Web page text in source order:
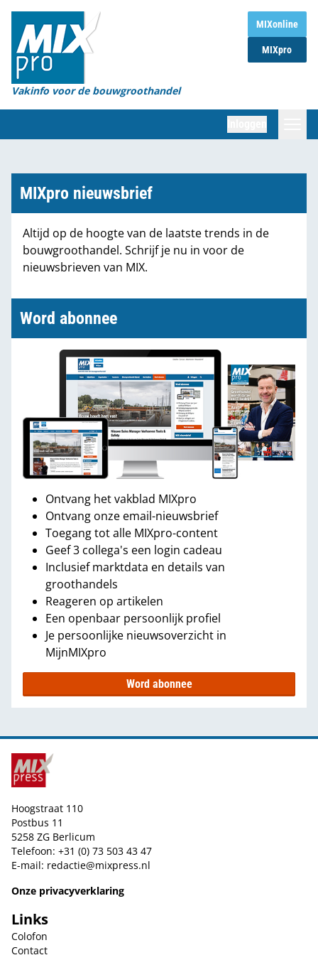
MIXonline
MIXpro
Vakinfo voor de bouwgroothandel
Home
Magazines
Organisaties
Marktcijfers
Partners
MIXpro nieuwsbrief
Altijd op de hoogte van de laatste trends in de
bouwgroothandel. Schrijf je nu in voor de
nieuwsbrieven van MIX.
Word abonnee
Ontvang het vakblad MIXpro
Ontvang onze email-nieuwsbrief
Toegang tot alle MIXpro-content
Geef 3 collega's een login cadeau
Inclusief marktdata en details van
groothandels
Reageren op artikelen
Een openbaar persoonlijk profiel
Je persoonlijke nieuwsoverzicht in
MijnMIXpro
Word abonnee
Hoogstraat 110
Postbus 11
5258 ZG Berlicum
Telefoon: +31 (0) 73 503 43 47
E-mail: redactie@mixpress.nl
Onze privacyverklaring
Links
Colofon
Contact